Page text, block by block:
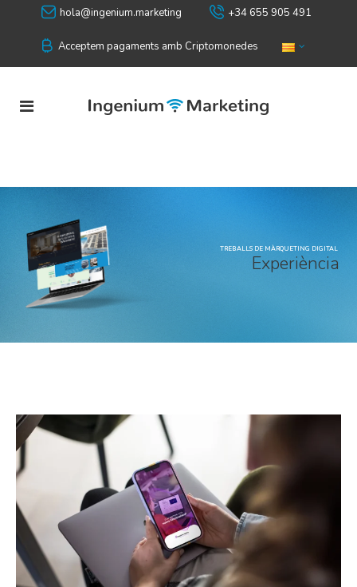
hola@ingenium.marketing +34 655 905 491
Acceptem pagaments amb Criptomonedes
TREBALLS DE MÀRQUETING DIGITAL
Experiència